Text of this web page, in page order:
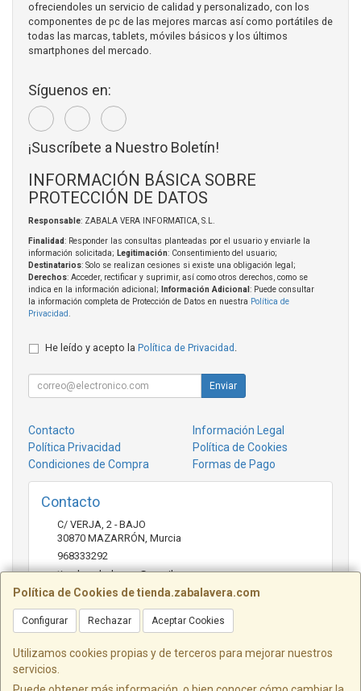
Política de Cookies de tienda.zabalavera.com
Configurar Rechazar Aceptar Cookies
Utilizamos cookies propias y de terceros para mejorar nuestros
servicios.
ofreciendoles un servicio de calidad y personalizado, con los
componentes de pc de las mejores marcas así como portátiles de
todas las marcas, tablets, móviles básicos y los últimos
smartphones del mercado.
Síguenos en:
¡Suscríbete a Nuestro Boletín!
INFORMACIÓN BÁSICA SOBRE
PROTECCIÓN DE DATOS
Responsable: ZABALA VERA INFORMATICA, S.L.
Finalidad: Responder las consultas planteadas por el usuario y enviarle la
información solicitada; Legitimación: Consentimiento del usuario;
Destinatarios: Solo se realizan cesiones si existe una obligación legal;
Derechos: Acceder, rectificar y suprimir, así como otros derechos, como se
indica en la información adicional;
Información Adicional : Puede consultar
la información completa de Protección de Datos en nuestra Política de
Privacidad
He leído y acepto la Política de Privacidad
Enviar
Contacto
Información Legal
Política Privacidad
Política de Cookies
Condiciones de Compra
Formas de Pago
Contacto
C/ VERJA, 2 - BAJO
30870 MAZARRÓN Murcia
968333292
tienda.zabalavera@gmail.com
Horario
9:30-14:00 y 17:30-20:00